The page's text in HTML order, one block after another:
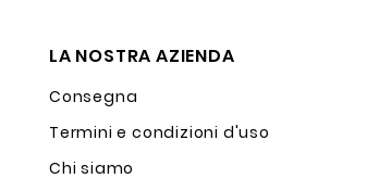
LA NOSTRA AZIENDA
Consegna
Termini e condizioni d'uso
Chi siamo